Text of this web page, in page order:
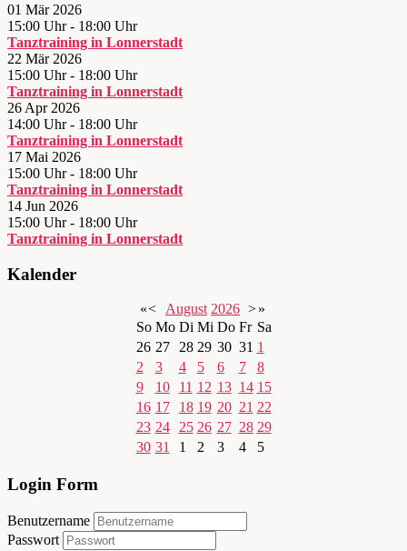
01 Mär 2026
15:00 Uhr- 18:00 Uhr
Tanztraining in Lonnerstadt
22 Mär 2026
15:00 Uhr- 18:00 Uhr
Tanztraining in Lonnerstadt
26 Apr 2026
14:00 Uhr- 18:00 Uhr
Tanztraining in Lonnerstadt
17 Mai 2026
15:00 Uhr- 18:00 Uhr
Tanztraining in Lonnerstadt
14 Jun 2026
15:00 Uhr- 18:00 Uhr
Tanztraining in Lonnerstadt
Kalender
«< August 2026 >»
So Mo Di Mi Do Fr Sa
26 27 28 29 30 31 1
2
3 4 5 6 7
8
9
10 11 12 13 14 15
16 17 18 19 20 21 22
23 24 25 26 27 28 29
30 31 1 2 3 4 5
Login Form
Benutzername
Passwort